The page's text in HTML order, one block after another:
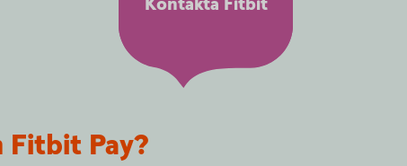
Kontakta Fitbit
Pay?